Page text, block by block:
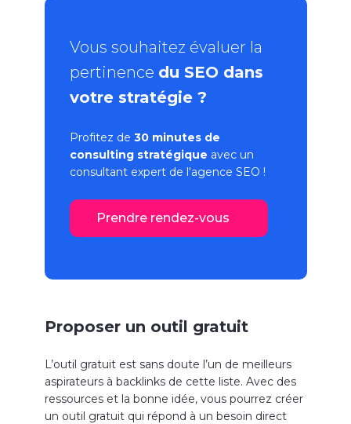
Vous souhaitez évaluer la
pertinence du SEO dans
votre stratégie ?
Profitez de 30 minutes de
consulting stratégique avec un
consultant expert de l'agence SEO !
Prendre rendez-vous
Proposer un outil gratuit
L’outil gratuit est sans doute l’un de meilleurs
aspirateurs à backlinks de cette liste. Avec des
ressources et la bonne idée, vous pourrez créer
un outil gratuit qui répond à un besoin direct